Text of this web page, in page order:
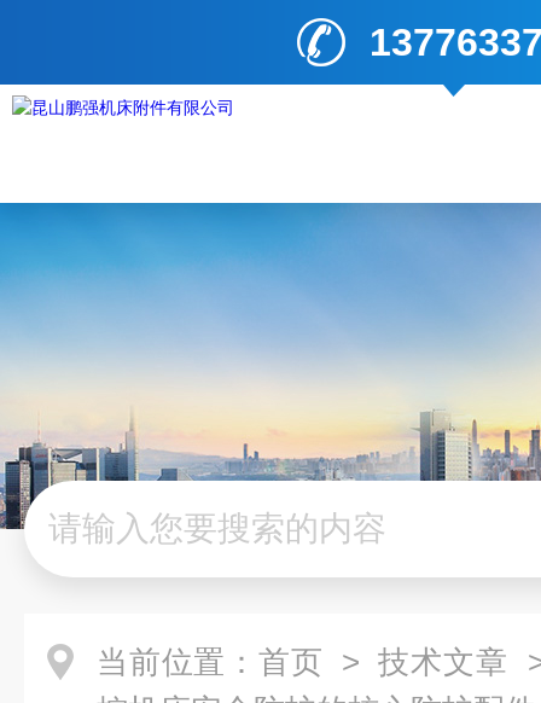
当前位置： 首页 > 技术文章